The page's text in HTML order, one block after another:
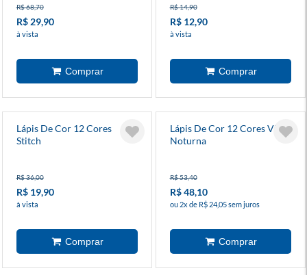
R$ 68,70
R$ 29,90
à vista
R$ 14,90
R$ 12,90
à vista
Lápis De Cor 12 Cores
Stitch
R$ 36,00
R$ 19,90
à vista
Lápis De Cor 12 Cores Vibes
Noturna
R$ 53,40
R$ 48,10
ou 2x de R$ 24,05 sem juros